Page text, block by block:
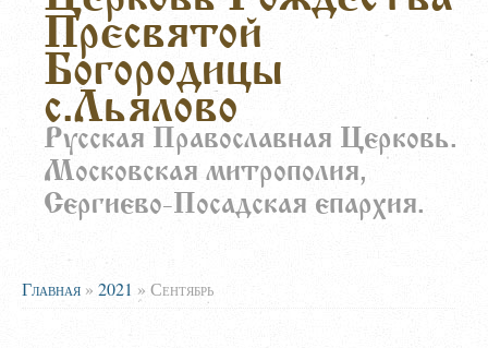
Воскресная школа
Расписание
О храме
Заказать требы
Пресвятой
Богородицы
с.Льялово
Русская Православная Церковь.
Московская митрополия,
Сергиево-Посадская епархия.
Главная » 2021 » Сентябрь